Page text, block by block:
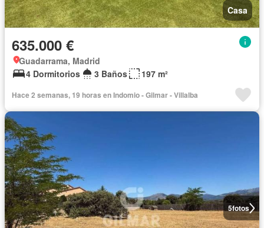
Casa
635.000 €
Guadarrama, Madrid
4 Dormitorios
3 Baños 197 m²
Hace 2 semanas, 19 horas en Indomio - Gilmar - Villalba
5fotos